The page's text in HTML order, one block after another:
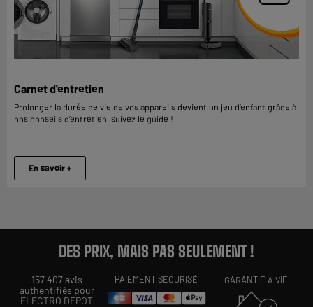
Carnet d'entretien
Prolonger la durée de vie de vos appareils devient un jeu d’enfant grâce à
nos conseils d’entretien, suivez le guide !
En savoir +
DES PRIX, MAIS PAS SEULEMENT !
157 407 avis
authentifiés pour
ELECTRO DEPOT
PAIEMENT SÉCURISÉ GARANTIE À VIE